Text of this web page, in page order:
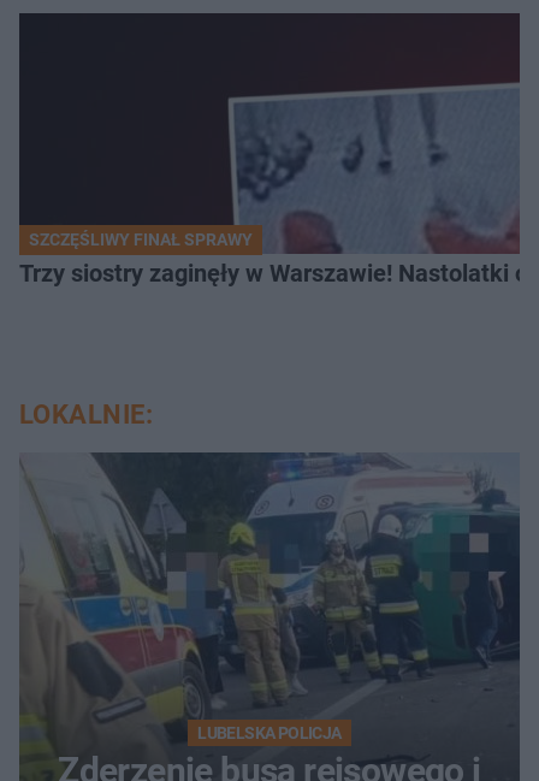
SZCZĘŚLIWY FINAŁ SPRAWY
Trzy siostry zaginęły w Warszawie! Nastolatki
LOKALNIE:
LUBELSKA POLICJA
Zderzenie busa rejsowego i